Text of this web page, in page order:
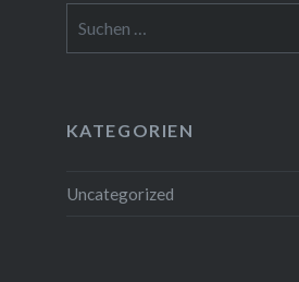
KATEGORIEN
Uncategorized